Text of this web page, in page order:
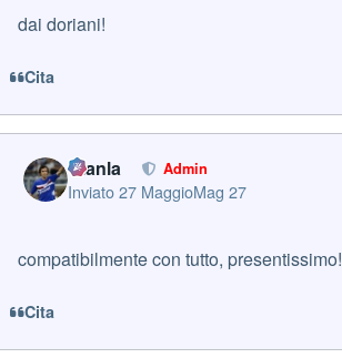
dai doriani!
Cita
Gianla Admin
Inviato27 MaggioMag 27
compatibilmente con tutto, presentissimo!
Cita